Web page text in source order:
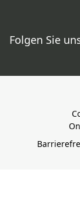
Folgen Sie